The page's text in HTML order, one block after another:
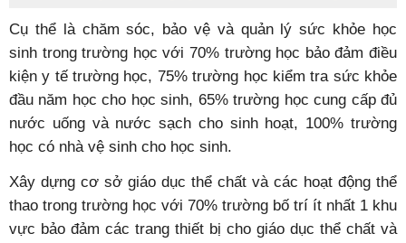
Cụ thể là chăm sóc, bảo vệ và quản lý sức khỏe học
sinh trong trường học với 70% trường học bảo đảm điều
kiện y tế trường học, 75% trường học kiểm tra sức khỏe
đầu năm học cho học sinh, 65% trường học cung cấp đủ
nước uống và nước sạch cho sinh hoạt, 100% trường
học có nhà vệ sinh cho học sinh.
Xây dựng cơ sở giáo dục thể chất và các hoạt động thể
thao trong trường học với 70% trường bố trí ít nhất 1 khu
vực bảo đảm các trang thiết bị cho giáo dục thể chất và